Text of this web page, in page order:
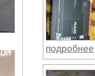
подробнее